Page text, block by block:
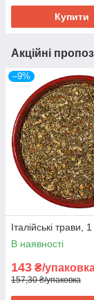
Купити
Акційні
–9%
Італійські трави, 1
В наявності
143 ₴/
157,30 ₴/упаковка